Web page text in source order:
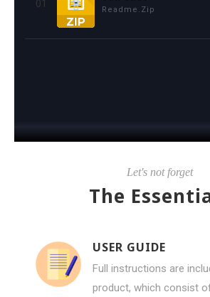
01 Readme.zip
Let's not forget
The
USER GUIDE
Full instructions are
product, which consist